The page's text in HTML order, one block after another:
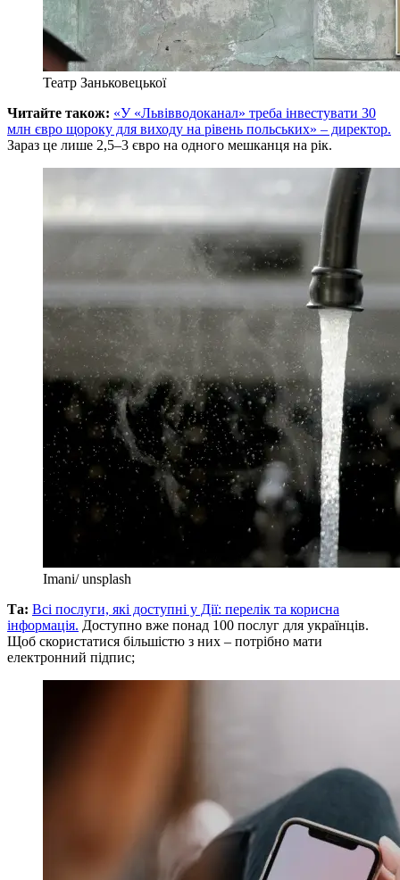
Театр Заньковецької
Читайте також: «У «Львівводоканал» треба інвестувати 30
млн євро щороку для виходу на рівень польських» – директор.
Зараз це лише 2,5–3 євро на одного мешканця на рік.
Imani/ unsplash
Та: Всі послуги, які доступні у Дії: перелік та корисна
інформація. Доступно вже понад 100 послуг для українців.
Щоб скористатися більшістю з них – потрібно мати
електронний підпис;